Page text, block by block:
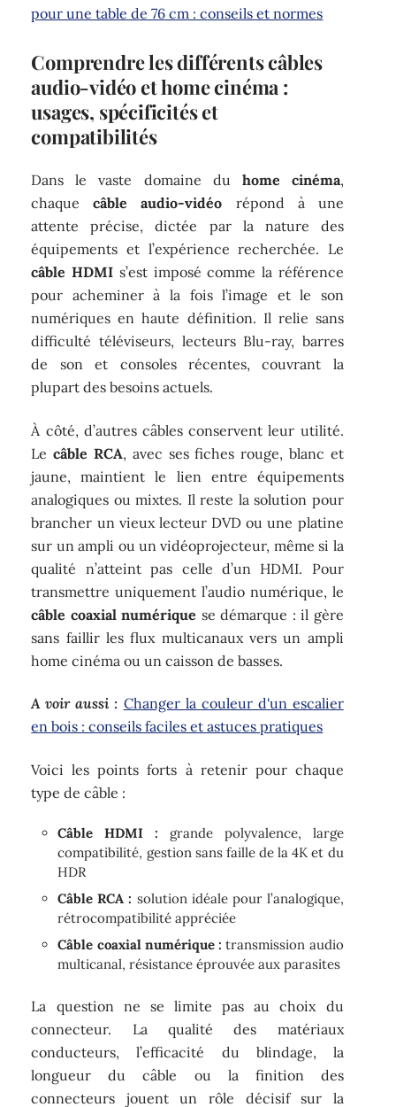
pour une table de 76 cm : conseils et normes
Comprendre les différents câbles
audio-vidéo et home cinéma :
usages, spécificités et
compatibilités
Dans le vaste domaine du home cinéma,
chaquecâble audio-vidéo répond à une
attente précise, dictée par la nature des
équipements et l’expérience recherchée. Le
câble HDMI s’est imposé comme la référence
pour acheminer à la fois l’image et le son
numériques en haute définition. Il relie sans
difficulté téléviseurs, lecteurs Blu-ray, barres
de son et consoles récentes, couvrant la
plupart des besoins actuels.
À côté, d’autres câbles conservent leur utilité.
Lecâble RCA, avec ses fiches rouge, blanc et
jaune, maintient le lien entre équipements
analogiques ou mixtes. Il reste la solution pour
brancher un vieux lecteur DVD ou une platine
sur un ampli ou un vidéoprojecteur, même si la
qualité n’atteint pas celle d’un HDMI. Pour
transmettre uniquement l’audio numérique, le
câble coaxial numérique se démarque : il gère
sans faillir les flux multicanaux vers un ampli
home cinéma ou un caisson de basses.
A voir aussi : Changer la couleur d'un escalier
en bois : conseils faciles et astuces pratiques
Voici les points forts à retenir pour chaque
type de câble :
Câble HDMI : grande polyvalence, large
compatibilité, gestion sans faille de la 4K et du
HDR
Câble RCA : solution idéale pour l’analogique,
rétrocompatibilité appréciée
Câble coaxial numérique : transmission audio
multicanal, résistance éprouvée aux parasites
La question ne se limite pas au choix du
connecteur. La qualité des matériaux
conducteurs, l’efficacité du blindage, la
longueur du câble ou la finition des
connecteurs jouent un rôle décisif sur la